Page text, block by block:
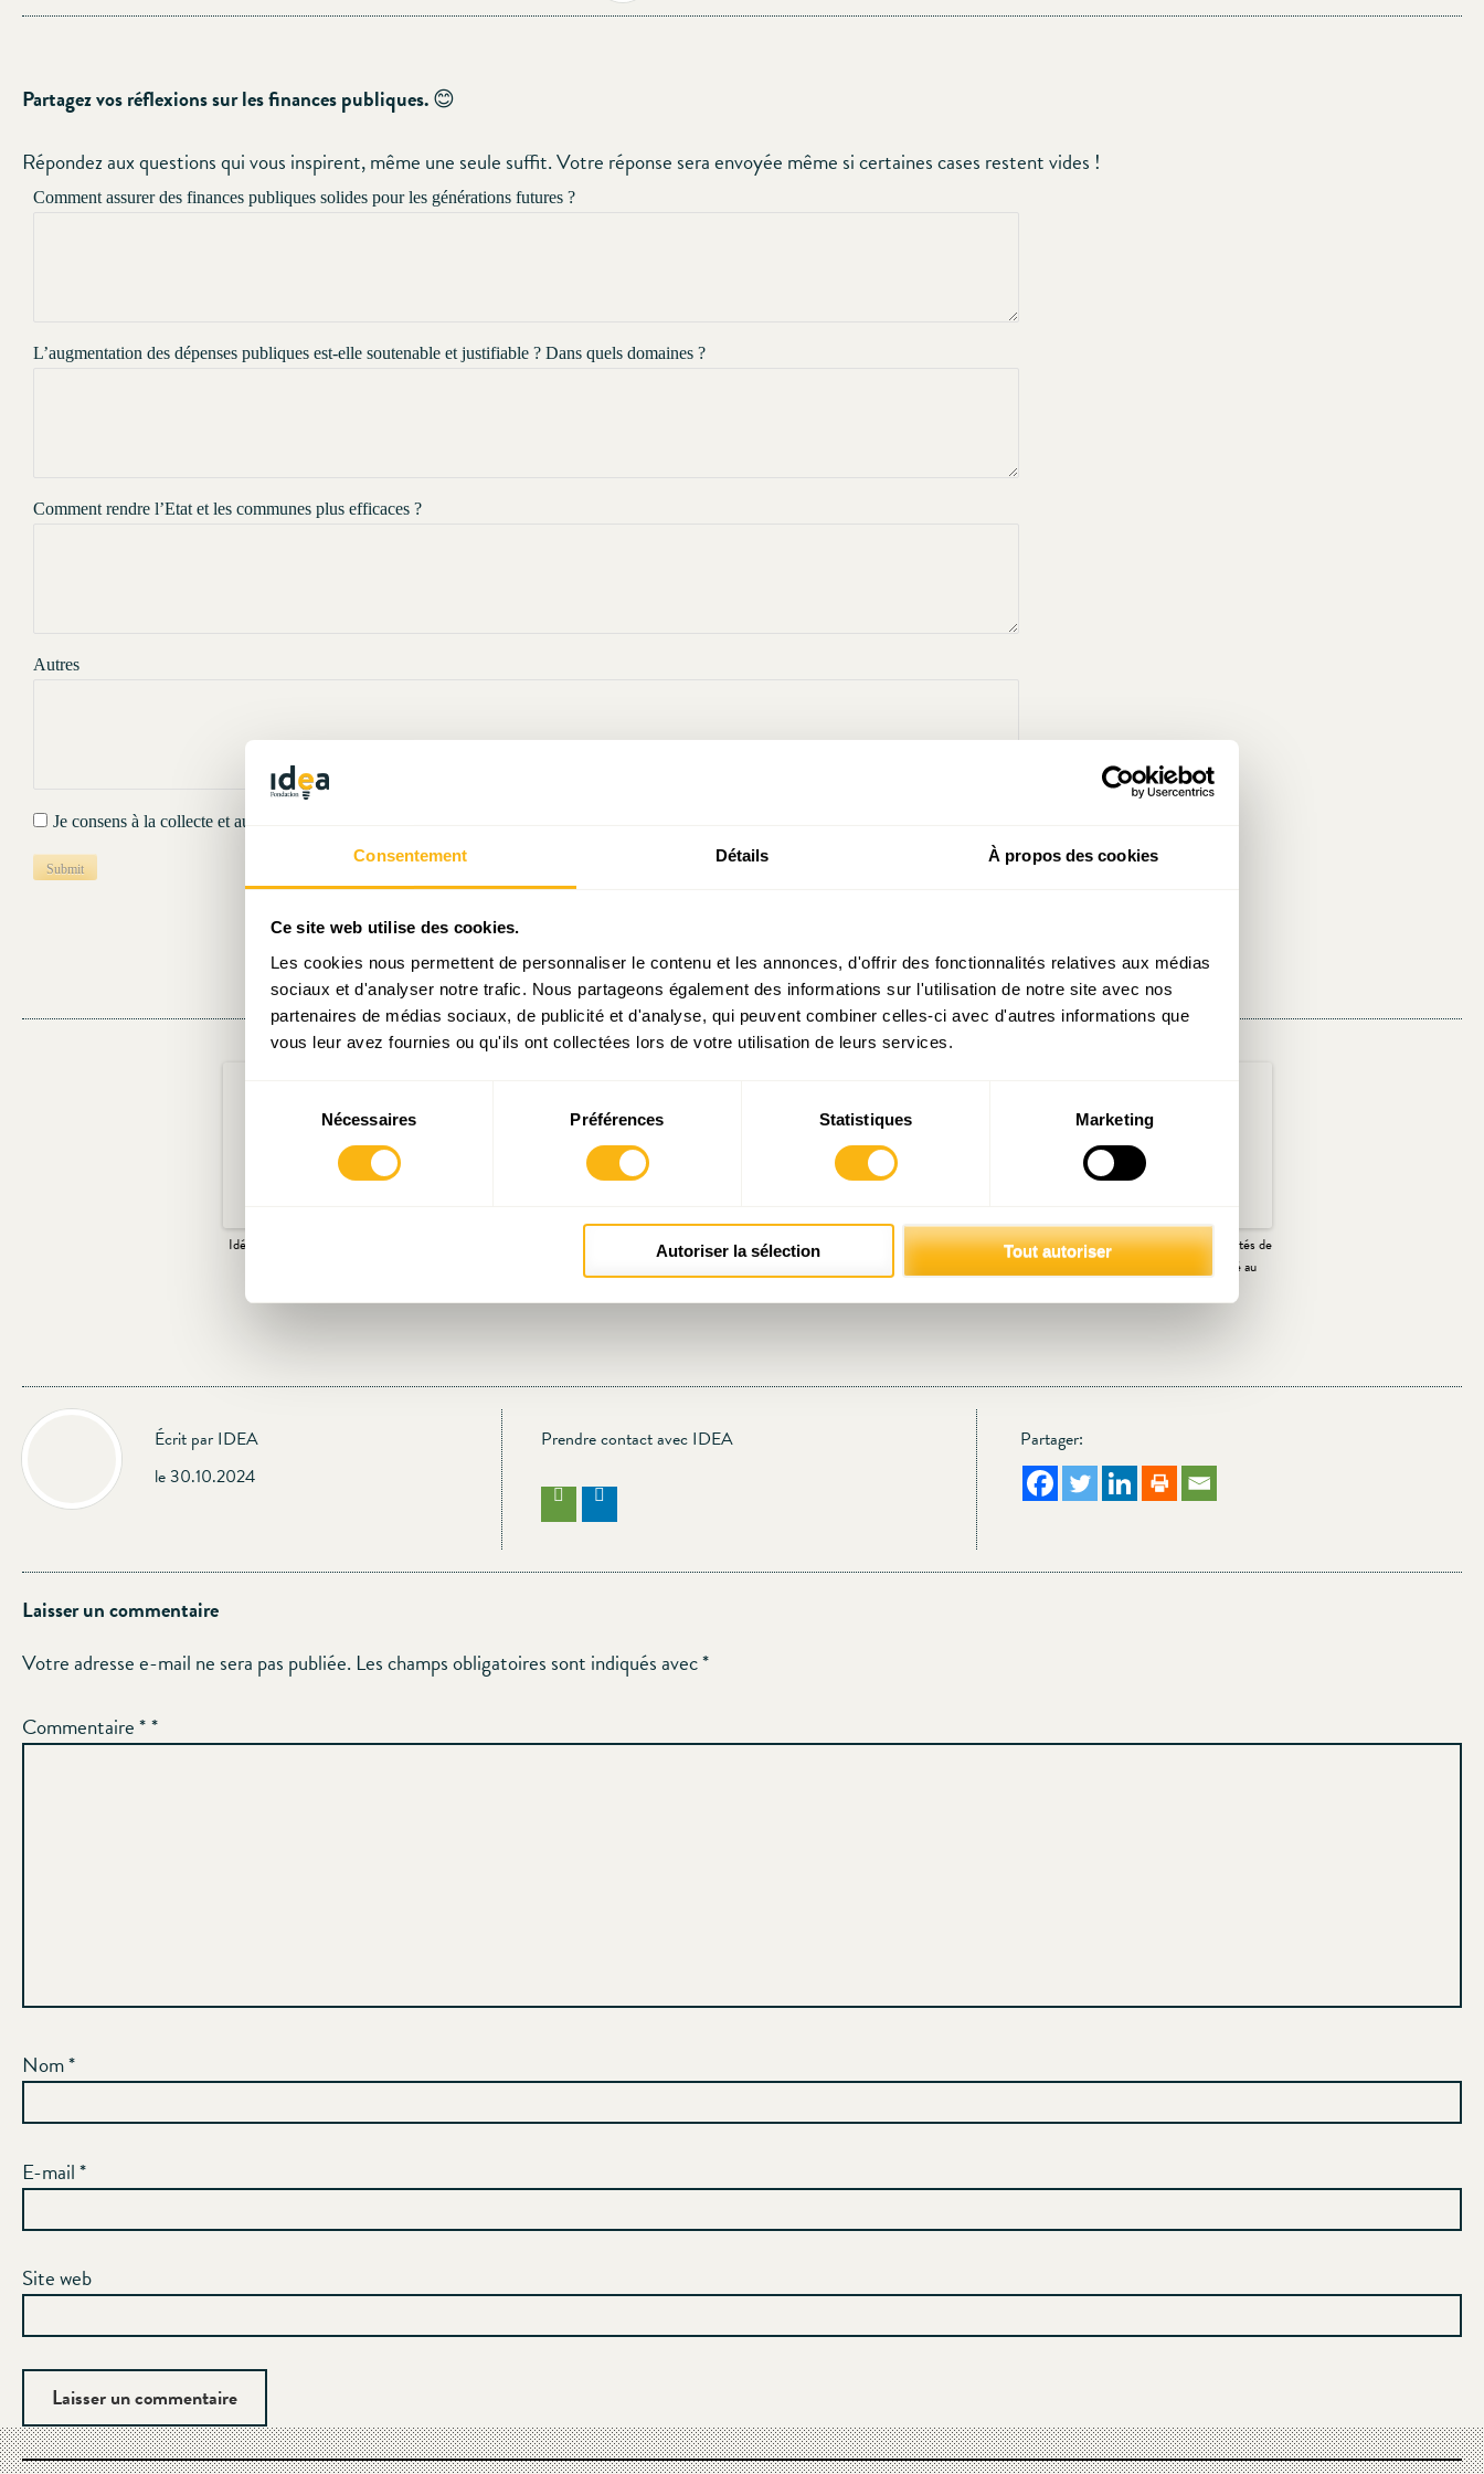
Consentement Détails À propos des cookies
Ce site web utilise des cookies.
Les cookies nous permettent de personnaliser le contenu et les annonces, d'offrir des fonctionnalités relatives aux médias
sociaux et d'analyser notre trafic. Nous partageons également des informations sur l'utilisation de notre site avec nos
partenaires de médias sociaux, de publicité et d'analyse, qui peuvent combiner celles-ci avec d'autres informations que
vous leur avez fournies ou qu'ils ont collectées lors de votre utilisation de leurs services.
consentement
Nécessaires Préférences Statistiques Marketing
Autoriser la sélection Tout autoriser
Partagez vos réflexions sur les finances publiques.😊
Répondez aux questions qui vous inspirent, même une seule suffit. Votre réponse sera envoyée même si certaines cases restent vides !
Comment assurer des finances publiques solides pour les générations futures ?
L’augmentation des dépenses publiques est-elle soutenable et justifiable ? Dans quels domaines ?
Comment rendre l’Etat et les communes plus efficaces ?
Autres
Je consens à la collecte et au traitement de ces données.
Submit
Articles liés
Idée du mois n°21: Pensions:
« Août of the box 2023 » :
Précarité menstruelle :
Penser le télétravail
Un regard sur les inégalités de
revenus et la pauvreté au
Écrit par IDEA
le 30.10.2024
Prendre contact avec IDEA Partager:
Laisser un commentaire
Votre adresse e-mail ne sera pas publiée. Les champs obligatoires sont indiqués avec*
Commentaire*
Nom*
E-mail*
Site web